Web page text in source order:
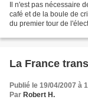
Il n'est pas nécessaire
café et de la boule de
du premier tour de
La France
Publié le 19/04/2007 à
Par Robert H.